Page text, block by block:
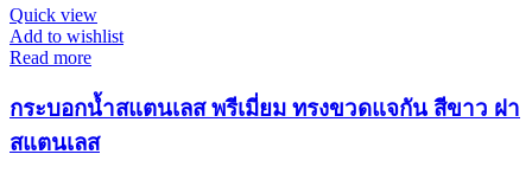
Quick view
Add to wishlist
Read more
กระบอกน้ำสแตนเลส พรีเมี่ยม ทรงขวดแจกัน สีขาว ฝา
สแตนเลส